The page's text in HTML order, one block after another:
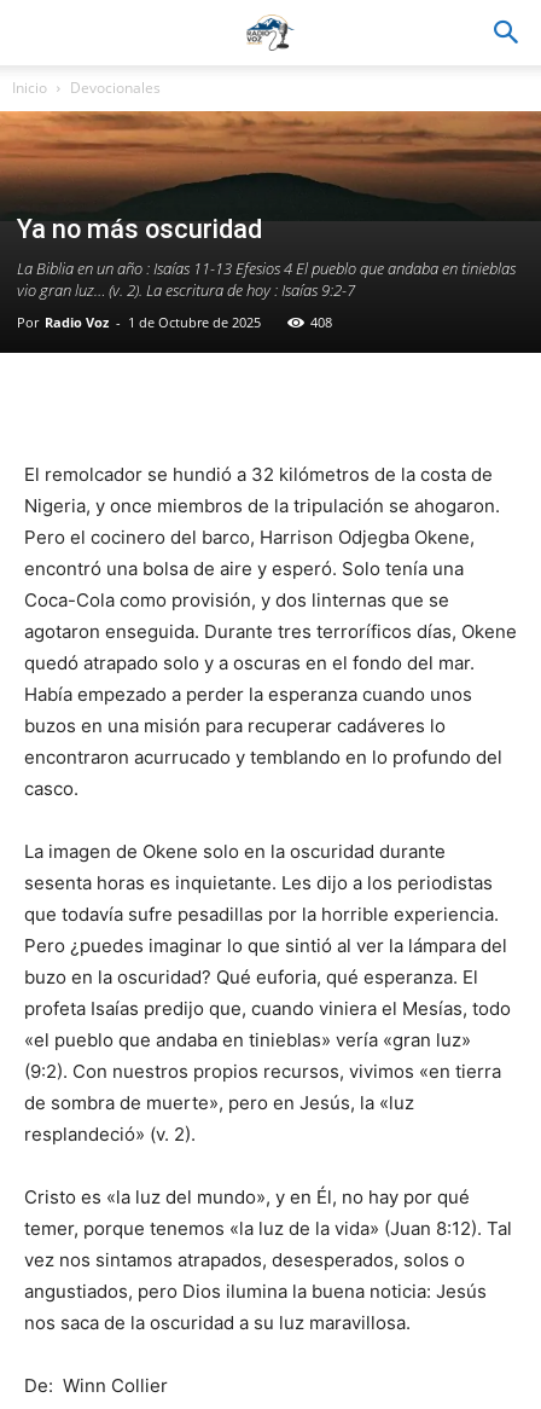
Inicio Devocionales
Ya no más oscuridad
La Biblia en un año : Isaías 11-13 Efesios 4 El pueblo que andaba en tinieblas
vio gran luz… (v. 2). La escritura de hoy : Isaías 9:2-7
Por Radio Voz - 1 de Octubre de 2025 408
El remolcador se hundió a 32 kilómetros de la costa de
Nigeria, y once miembros de la tripulación se ahogaron.
Pero el cocinero del barco, Harrison Odjegba Okene,
encontró una bolsa de aire y esperó. Solo tenía una
Coca-Cola como provisión, y dos linternas que se
agotaron enseguida. Durante tres terroríficos días, Okene
quedó atrapado solo y a oscuras en el fondo del mar.
Había empezado a perder la esperanza cuando unos
buzos en una misión para recuperar cadáveres lo
encontraron acurrucado y temblando en lo profundo del
casco.
La imagen de Okene solo en la oscuridad durante
sesenta horas es inquietante. Les dijo a los periodistas
que todavía sufre pesadillas por la horrible experiencia.
Pero ¿puedes imaginar lo que sintió al ver la lámpara del
buzo en la oscuridad? Qué euforia, qué esperanza. El
profeta Isaías predijo que, cuando viniera el Mesías, todo
«el pueblo que andaba en tinieblas» vería «gran luz»
(9:2). Con nuestros propios recursos, vivimos «en tierra
de sombra de muerte», pero en Jesús, la «luz
resplandeció» (v. 2).
Cristo es «la luz del mundo», y en Él, no hay por qué
temer, porque tenemos «la luz de la vida» (Juan 8:12). Tal
vez nos sintamos atrapados, desesperados, solos o
angustiados, pero Dios ilumina la buena noticia: Jesús
nos saca de la oscuridad a su luz maravillosa.
De: Winn Collier